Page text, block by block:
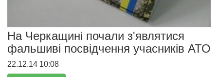
На Черкащині почали з'являтися
фальшиві посвідчення учасників АТО
22.12.14 10:08